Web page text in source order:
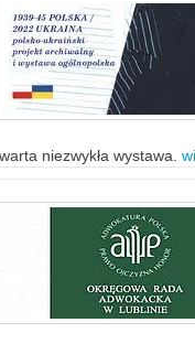
niezwykła wystawa.